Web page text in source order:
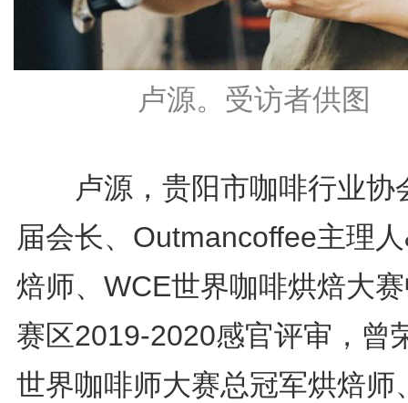
卢源。受访者供图
卢源，贵阳市咖啡行业协
届会长、Outmancoffee主理
焙师、WCE世界咖啡烘焙大
赛区2019-2020感官评审，曾
世界咖啡师大赛总冠军烘焙师